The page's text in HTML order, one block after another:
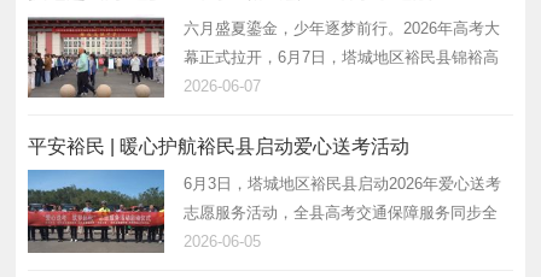
六月盛夏鎏金，少年逐梦前行。2026年高考大
幕正式拉开，6月7日，塔城地区裕民县锦裕高
级中学338名高三学子怀揣热忱理想、从容奔赴
生逐梦新征程。全县各部门、爱心企业、…
2026-06-07
平安裕民 | 暖心护航裕民县启动爱心送考活动
6月3日，塔城地区裕民县启动2026年爱心送考
志愿服务活动，全县高考交通保障服务同步全
面落地，用心护航考生平安、舒心、顺畅赶
2026-06-05